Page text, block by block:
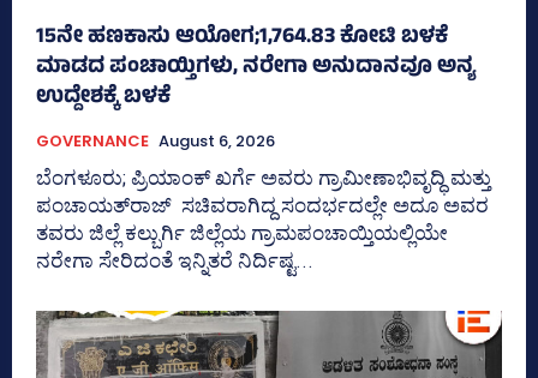
15ನೇ ಹಣಕಾಸು ಆಯೋಗ;1,764.83 ಕೋಟಿ ಬಳಕೆ
ಮಾಡದ ಪಂಚಾಯ್ತಿಗಳು, ನರೇಗಾ ಅನುದಾನವೂ ಅನ್ಯ
ಉದ್ದೇಶಕ್ಕೆ ಬಳಕೆ
GOVERNANCE August 6, 2026
ಬೆಂಗಳೂರು; ಪ್ರಿಯಾಂಕ್‌ ಖರ್ಗೆ ಅವರು ಗ್ರಾಮೀಣಾಭಿವೃದ್ಧಿ ಮತ್ತು
ಪಂಚಾಯತ್‌ರಾಜ್‌ ಸಚಿವರಾಗಿದ್ದ ಸಂದರ್ಭದಲ್ಲೇ ಅದೂ ಅವರ
ತವರು ಜಿಲ್ಲೆ ಕಲ್ಬುರ್ಗಿ ಜಿಲ್ಲೆಯ ಗ್ರಾಮಪಂಚಾಯ್ತಿಯಲ್ಲಿಯೇ
ನರೇಗಾ ಸೇರಿದಂತೆ ಇನ್ನಿತರೆ ನಿರ್ದಿಷ್ಟ...